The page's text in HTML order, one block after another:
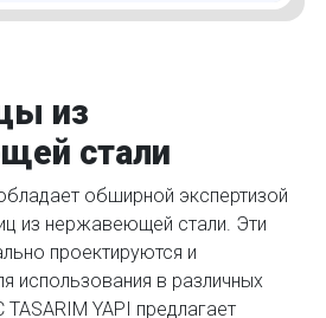
из
стали
обширной экспертизой
из нержавеющей стали. Эти
проектируются и
использования в различных
TASARIM YAPI предлагает